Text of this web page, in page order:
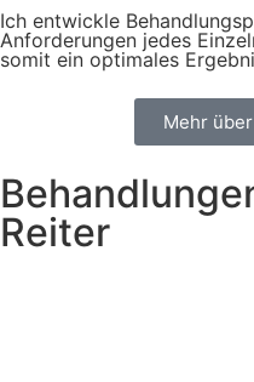
Ich entwickle
Anforderungen jedes
somit ein optimales
Mehr
Reiter